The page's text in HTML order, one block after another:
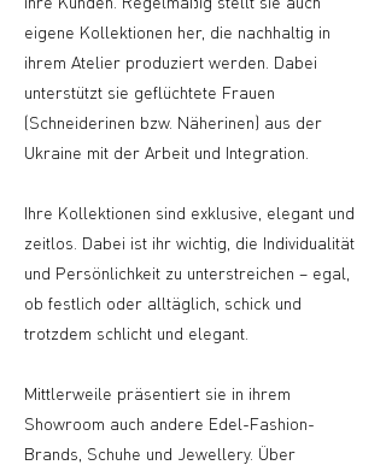
eigene Kollektionen her, die nachhaltig in
ihrem Atelier produziert werden. Dabei
unterstützt sie geflüchtete Frauen
(Schneiderinen bzw. Näherinen) aus der
Ukraine mit der Arbeit und Integration.
Ihre Kollektionen sind exklusive, elegant und
zeitlos. Dabei ist ihr wichtig, die Individualität
und Persönlichkeit zu unterstreichen – egal,
ob festlich oder alltäglich, schick und
trotzdem schlicht und elegant.
Mittlerweile präsentiert sie in ihrem
Showroom auch andere Edel-Fashion-
Brands, Schuhe und Jewellery. Über